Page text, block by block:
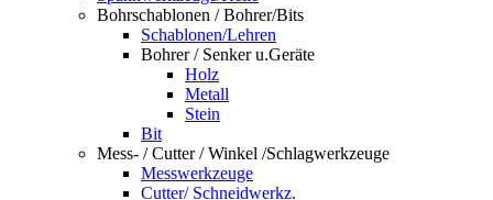
Bohrschablonen / Bohrer/Bits
Schablonen/Lehren
Bohrer / Senker u.Geräte
Holz
Metall
Stein
Bit
Mess- / Cutter / Winkel /Schlagwerkzeuge
Messwerkzeuge
Cutter/ Schneidwerkz.